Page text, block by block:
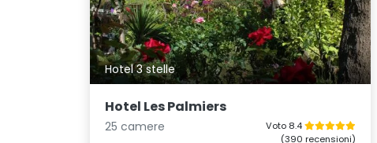
Hotel 3 stelle
Hotel Les Palmiers
25 camere
Voto 8.4
(390 recensioni)